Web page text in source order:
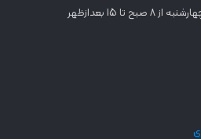
تا 15 بعدازظهر